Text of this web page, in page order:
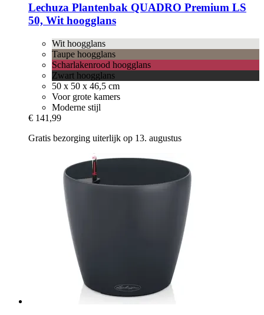
Lechuza Plantenbak QUADRO Premium LS
50, Wit hoogglans
Wit hoogglans
Taupe hoogglans
Scharlakenrood hoogglans
Zwart hoogglans
50 x 50 x 46,5 cm
Voor grote kamers
Moderne stijl
€ 141,99
Gratis bezorging uiterlijk op 13. augustus